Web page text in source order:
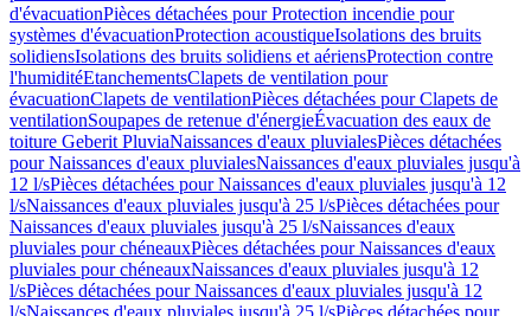
d'évacuationPièces détachées pour Protection incendie pour
systèmes d'évacuationProtection acoustiqueIsolations des bruits
solidiensIsolations des bruits solidiens et aériensProtection contre
l'humiditéEtanchementsClapets de ventilation pour
évacuationClapets de ventilationPièces détachées pour Clapets de
ventilationSoupapes de retenue d'énergieÉvacuation des eaux de
toiture Geberit PluviaNaissances d'eaux pluvialesPièces détachées
pour Naissances d'eaux pluvialesNaissances d'eaux pluviales jusqu'à
12 l/sPièces détachées pour Naissances d'eaux pluviales jusqu'à 12
l/sNaissances d'eaux pluviales jusqu'à 25 l/sPièces détachées pour
Naissances d'eaux pluviales jusqu'à 25 l/sNaissances d'eaux
pluviales pour chéneauxPièces détachées pour Naissances d'eaux
pluviales pour chéneauxNaissances d'eaux pluviales jusqu'à 12
l/sPièces détachées pour Naissances d'eaux pluviales jusqu'à 12
l/sNaissances d'eaux pluviales jusqu'à 25 l/sPièces détachées pour